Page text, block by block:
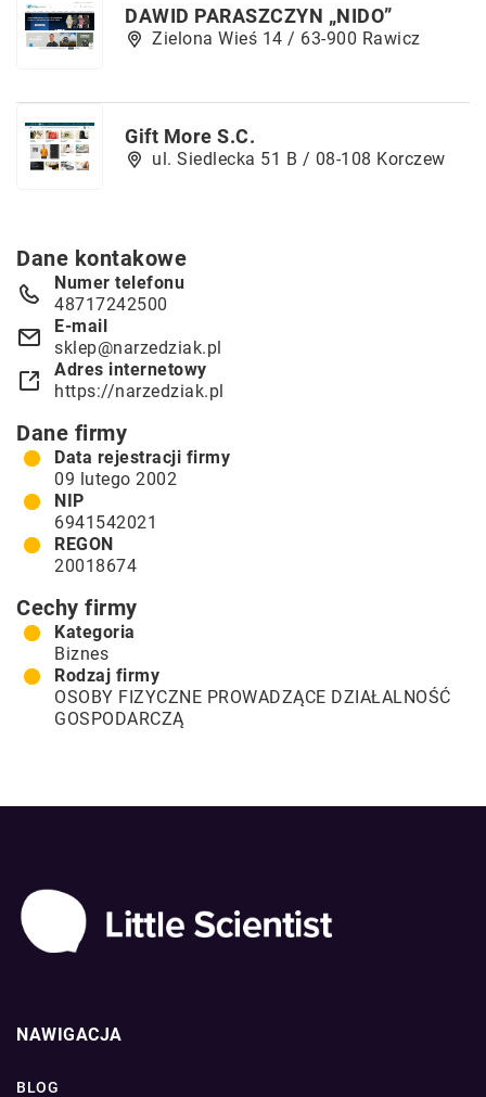
DAWID PARASZCZYN „NIDO”
Zielona Wieś 14 / 63-900 Rawicz
Gift More S.C.
ul. Siedlecka 51 B / 08-108 Korczew
Dane kontakowe
Numer telefonu
48717242500
E-mail
sklep@narzedziak.pl
Adres internetowy
https://narzedziak.pl
Dane firmy
Data rejestracji firmy
09 lutego 2002
NIP
6941542021
REGON
20018674
Cechy firmy
Kategoria
Biznes
Rodzaj firmy
OSOBY FIZYCZNE PROWADZĄCE DZIAŁALNOŚĆ
GOSPODARCZĄ
NAWIGACJA
BLOG